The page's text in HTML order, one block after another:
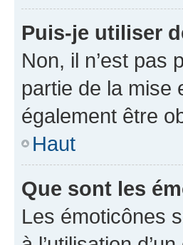
Puis-je utiliser
Non, il n’est pas
partie de la mise
également être
Haut
Que sont les
Les émoticônes